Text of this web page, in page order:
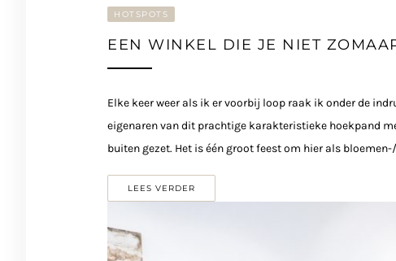
HOTSPOTS
EEN WINKEL DIE JE NIET
Elke keer weer als ik er voorbij loop raak ik onder de
eigenaren van dit prachtige karakteristieke hoekpand
buiten gezet. Het is één groot feest om hier als
LEES VERDER